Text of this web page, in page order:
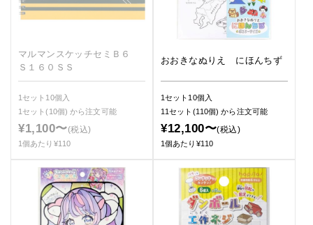
マルマンスケッチセミＢ６
Ｓ１６０ＳＳ
1セット10個入
1セット(10個)から注文可能
¥1,100〜(税込)
1個あたり¥110
おおきなぬりえ にほんちず
1セット10個入
11セット(110個)から注文可能
¥12,100〜(税込)
1個あたり¥110